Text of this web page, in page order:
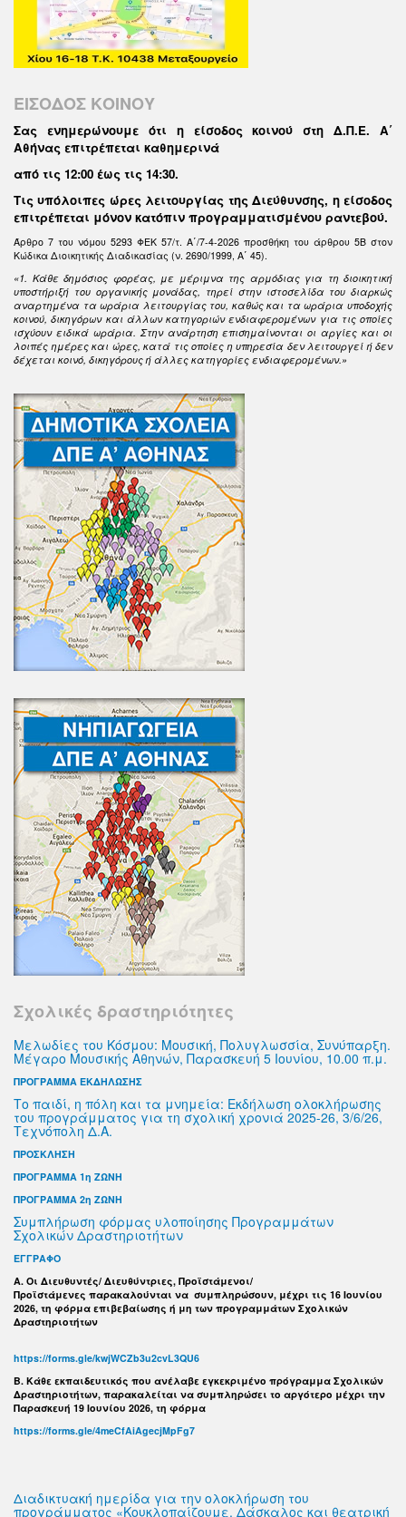
ΕΙΣΟΔΟΣ ΚΟΙΝΟΥ
Σας ενημερώνουμε ότι η είσοδος κοινού στη Δ.Π.Ε. Α΄
Αθήνας επιτρέπεται καθημερινά
από τις 12:00 έως τις 14:30.
Τις υπόλοιπες ώρες λειτουργίας της Διεύθυνσης, η είσοδος
επιτρέπεται μόνον κατόπιν προγραμματισμένου ραντεβού.
Άρθρο 7 του νόμου 5293 ΦΕΚ 57/τ. Α΄/7-4-2026 προσθήκη του άρθρου 5Β στον
Κώδικα Διοικητικής Διαδικασίας (ν. 2690/1999, Α΄ 45).
«1. Κάθε δημόσιος φορέας, με μέριμνα της αρμόδιας για τη διοικητική
υποστήριξή του οργανικής μονάδας, τηρεί στην ιστοσελίδα του διαρκώς
αναρτημένα τα ωράρια λειτουργίας του, καθώς και τα ωράρια υποδοχής
κοινού, δικηγόρων και άλλων κατηγοριών ενδιαφερομένων για τις οποίες
ισχύουν ειδικά ωράρια. Στην ανάρτηση επισημαίνονται οι αργίες και οι
λοιπές ημέρες και ώρες, κατά τις οποίες η υπηρεσία δεν λειτουργεί ή δεν
δέχεται κοινό, δικηγόρους ή άλλες κατηγορίες ενδιαφερομένων.»
Σχολικές δραστηριότητες
Μελωδίες του Κόσμου: Μουσική, Πολυγλωσσία, Συνύπαρξη.
Μέγαρο Μουσικής Αθηνών, Παρασκευή 5 Ιουνίου, 10.00 π.μ.
ΠΡΟΓΡΑΜΜΑ ΕΚΔΗΛΩΣΗΣ
Το παιδί, η πόλη και τα μνημεία: Εκδήλωση ολοκλήρωσης
του προγράμματος για τη σχολική χρονιά 2025-26, 3/6/26,
Τεχνόπολη Δ.Α.
ΠΡΟΣΚΛΗΣΗ
ΠΡΟΓΡΑΜΜΑ 1η ΖΩΝΗ
ΠΡΟΓΡΑΜΜΑ 2η ΖΩΝΗ
Συμπλήρωση φόρμας υλοποίησης Προγραμμάτων
Σχολικών Δραστηριοτήτων
ΕΓΓΡΑΦΟ
Α. Οι Διευθυντές/ Διευθύντριες, Προϊστάμενοι/
Προϊστάμενες παρακαλούνται να συμπληρώσουν, μέχρι τις 16 Ιουνίου
2026, τη φόρμα επιβεβαίωσης ή μη των προγραμμάτων Σχολικών
Δραστηριοτήτων
https://forms.gle/kwjWCZb3u2cvL3QU6
B. Κάθε εκπαιδευτικός που ανέλαβε εγκεκριμένο πρόγραμμα Σχολικών
Δραστηριοτήτων, παρακαλείται να συμπληρώσει το αργότερο μέχρι την
Παρασκευή 19 Ιουνίου 2026, τη φόρμα
https://forms.gle/4meCfAiAgecjMpFg7
Διαδικτυακή ημερίδα για την ολοκλήρωση του
προγράμματος «Κουκλοπαίζουμε. Δάσκαλος και θεατρική